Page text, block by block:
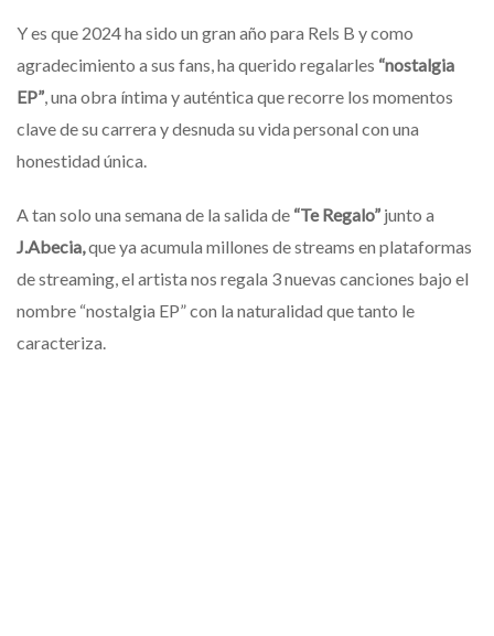
Y es que 2024 ha sido un gran año para Rels B y como
agradecimiento a sus fans, ha querido regalarles “nostalgia
EP”, una obra íntima y auténtica que recorre los momentos
clave de su carrera y desnuda su vida personal con una
honestidad única.
A tan solo una semana de la salida de “Te Regalo” junto a
J.Abecia,que ya acumula millones de streams en plataformas
de streaming, el artista nos regala 3 nuevas canciones bajo el
nombre “nostalgia EP” con la naturalidad que tanto le
caracteriza.